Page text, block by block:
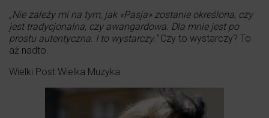
„Nie zależy mi na tym, jak «Pasja» zostanie określona, czy
jest tradycjonalna, czy awangardowa. Dla mnie jest po
prostu autentyczna. I to wystarczy.”Czy to wystarczy? To
aż nadto.
Wielki Post Wielka Muzyka